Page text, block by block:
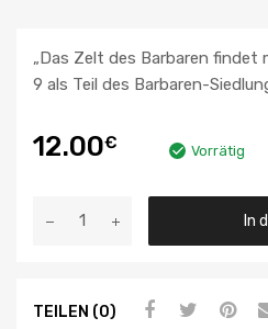
„Das Zelt des Barbaren findet
9 als Teil des Barbaren-
12.00€ Vorrätig
In
TEILEN (0)